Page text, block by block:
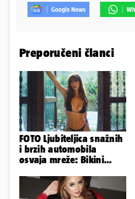
Preporučeni članci
FOTO Ljubiteljica snažnih
i brzih automobila
osvaja mreže: Bikini
snagama